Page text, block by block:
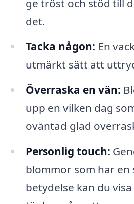
ge tröst och stöd till
det.
Tacka någon: En
utmärkt sätt att
Överraska en vän:
upp en vilken dag
oväntad glad
Personlig touch:
blommor som har en
betydelse kan du